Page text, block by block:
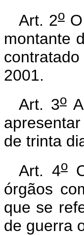
Art. 2oO
montante
2001.
Art. 3o
de trinta
Art. 4o
órgãos
que se
de guerra